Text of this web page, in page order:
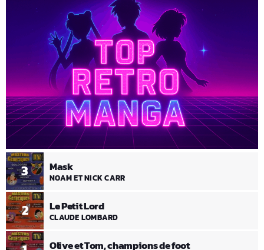
Olive et Tom, champions de foot
2 Le Petit Lord
CLAUDE LOMBARD
3 Mask
NOAM ET NICK CARR